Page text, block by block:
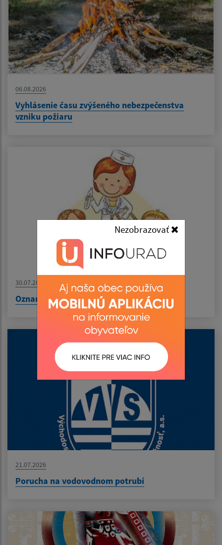
Nezobrazovať
06.08.2026
Vyhlásenie času zvýšeného nebezpečenstva
vzniku požiaru
30.07.2026
Oznam - MUDr. Pirická
21.07.2026
Porucha na vodovodnom potrubí